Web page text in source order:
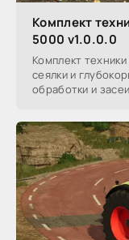
Комплект
5000 v1.0.0.0
Комплект техники
сеялки и
обработки и